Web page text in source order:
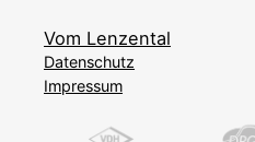
Vom Lenzental
Datenschutz
Impressum